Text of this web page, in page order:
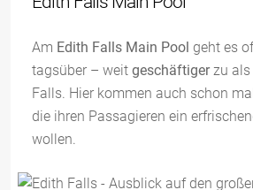
Am Edith Falls Main Pool geht es
tagsüber – weit geschäftigerzu als
Falls. Hier kommen auch schon
die ihren Passagieren ein
wollen.